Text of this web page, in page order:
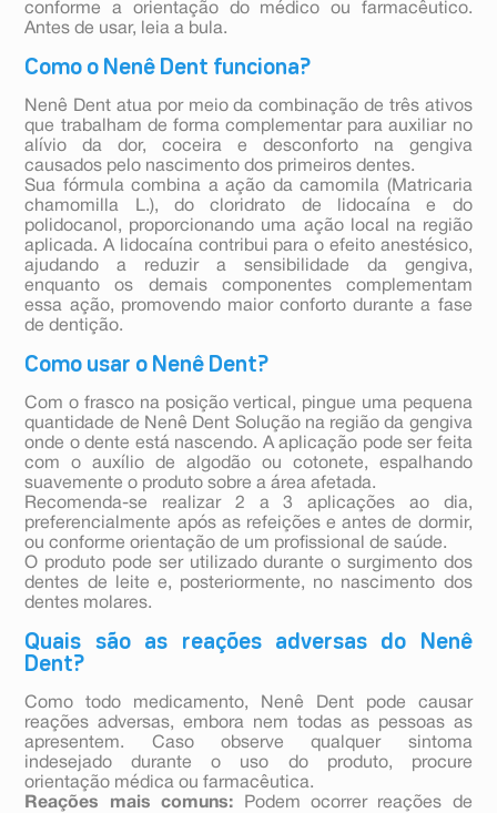
conforme a orientação do médico ou farmacêutico.
Antes de usar, leia a bula.
Como o Nenê Dent funciona?
Nenê Dent atua por meio da combinação de três ativos
que trabalham de forma complementar para auxiliar no
alívio da dor, coceira e desconforto na gengiva
causados pelo nascimento dos primeiros dentes.
Sua fórmula combina a ação da camomila (Matricaria
chamomilla L.), do cloridrato de lidocaína e do
polidocanol, proporcionando uma ação local na região
aplicada. A lidocaína contribui para o efeito anestésico,
ajudando a reduzir a sensibilidade da gengiva,
enquanto os demais componentes complementam
essa ação, promovendo maior conforto durante a fase
de dentição.
Como usar o Nenê Dent?
Com o frasco na posição vertical, pingue uma pequena
quantidade de Nenê Dent Solução na região da gengiva
onde o dente está nascendo. A aplicação pode ser feita
com o auxílio de algodão ou cotonete, espalhando
suavemente o produto sobre a área afetada.
Recomenda-se realizar 2 a 3 aplicações ao dia,
preferencialmente após as refeições e antes de dormir,
ou conforme orientação de um profissional de saúde.
O produto pode ser utilizado durante o surgimento dos
dentes de leite e, posteriormente, no nascimento dos
dentes molares.
Quais são as reações adversas do Nenê
Dent?
Como todo medicamento, Nenê Dent pode causar
reações adversas, embora nem todas as pessoas as
apresentem. Caso observe qualquer sintoma
indesejado durante o uso do produto, procure
orientação médica ou farmacêutica.
Reações mais comuns: Podem ocorrer reações de